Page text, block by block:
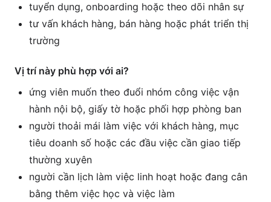
tuyển dụng, onboarding hoặc theo dõi nhân sự
tư vấn khách hàng, bán hàng hoặc phát triển thị
trường
Vị trí này phù hợp với ai?
ứng viên muốn theo đuổi nhóm công việc vận
hành nội bộ, giấy tờ hoặc phối hợp phòng ban
người thoải mái làm việc với khách hàng, mục
tiêu doanh số hoặc các đầu việc cần giao tiếp
thường xuyên
người cần lịch làm việc linh hoạt hoặc đang cân
bằng thêm việc học và việc làm